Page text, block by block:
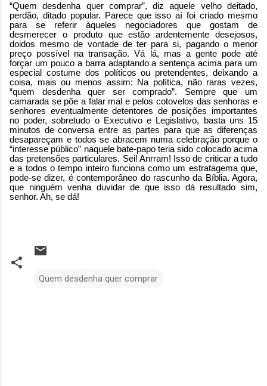
“Quem desdenha quer comprar”, diz aquele velho deitado,
perdão, ditado popular. Parece que isso aí foi criado mesmo
para se referir àqueles negociadores que gostam de
desmerecer o produto que estão ardentemente desejosos,
doidos mesmo de vontade de ter para si, pagando o menor
preço possível na transação. Vá lá, mas a gente pode até
forçar um pouco a barra adaptando a sentença acima para um
especial costume dos políticos ou pretendentes, deixando a
coisa, mais ou menos assim: Na política, não raras vezes,
“quem desdenha quer ser comprado”. Sempre que um
camarada se põe a falar mal e pelos cotovelos das senhoras e
senhores eventualmente detentores de posições importantes
no poder, sobretudo o Executivo e Legislativo, basta uns 15
minutos de conversa entre as partes para que as diferenças
desapareçam e todos se abracem numa celebração porque o
“interesse público” naquele bate-papo teria sido colocado acima
das pretensões particulares. Sei! Anrram! Isso de criticar a tudo
e a todos o tempo inteiro funciona como um estratagema que,
pode-se dizer, é contemporâneo do rascunho da Bíblia. Agora,
que ninguém venha duvidar de que isso dá resultado sim,
senhor. Ah, se dá!
Quem desdenha quer comprar